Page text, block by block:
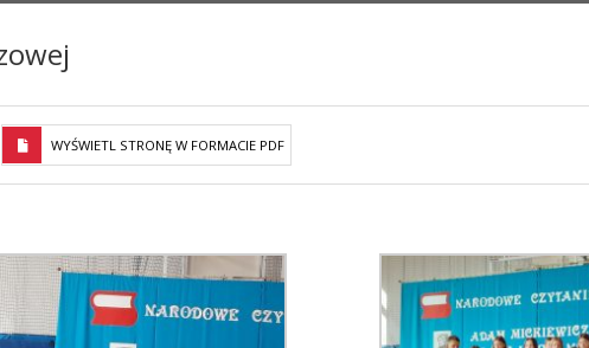
WYŚWIETL STRONĘ W FORMACIE PDF